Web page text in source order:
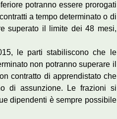
potranno essere prorogati
a tempo determinato o di
superato il limite dei 48 mesi,
le parti stabiliscono che le
non potranno superare il
contratto di apprendistato che
di assunzione. Le frazioni si
dipendenti è sempre possibile